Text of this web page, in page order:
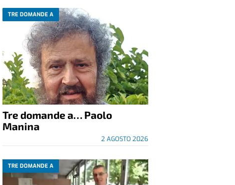
TRE DOMANDE A
Tre domande a… Paolo
Manina
2 AGOSTO 2026
TRE DOMANDE A